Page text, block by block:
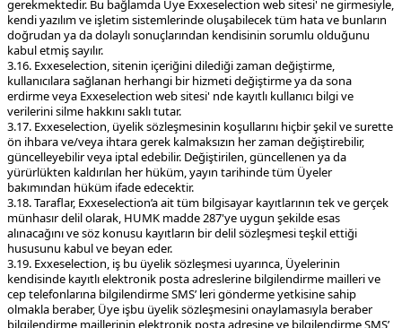
gerekmektedir. Bu bağlamda Üye Exxeselection web sitesi' ne girmesiyle,
kendi yazılım ve işletim sistemlerinde oluşabilecek tüm hata ve bunların
doğrudan ya da dolaylı sonuçlarından kendisinin sorumlu olduğunu
kabul etmiş sayılır.
3.16. Exxeselection, sitenin içeriğini dilediği zaman değiştirme,
kullanıcılara sağlanan herhangi bir hizmeti değiştirme ya da sona
erdirme veya Exxeselection web sitesi' nde kayıtlı kullanıcı bilgi ve
verilerini silme hakkını saklı tutar.
3.17. Exxeselection, üyelik sözleşmesinin koşullarını hiçbir şekil ve surette
ön ihbara ve/veya ihtara gerek kalmaksızın her zaman değiştirebilir,
güncelleyebilir veya iptal edebilir. Değiştirilen, güncellenen ya da
yürürlükten kaldırılan her hüküm, yayın tarihinde tüm Üyeler
bakımından hüküm ifade edecektir.
3.18. Taraflar, Exxeselection’a ait tüm bilgisayar kayıtlarının tek ve gerçek
münhasır delil olarak, HUMK madde 287'ye uygun şekilde esas
alınacağını ve söz konusu kayıtların bir delil sözleşmesi teşkil ettiği
hususunu kabul ve beyan eder.
3.19. Exxeselection, iş bu üyelik sözleşmesi uyarınca, Üyelerinin
kendisinde kayıtlı elektronik posta adreslerine bilgilendirme mailleri ve
cep telefonlarına bilgilendirme SMS’ leri gönderme yetkisine sahip
olmakla beraber, Üye işbu üyelik sözleşmesini onaylamasıyla beraber
bilgilendirme maillerinin elektronik posta adresine ve bilgilendirme SMS’